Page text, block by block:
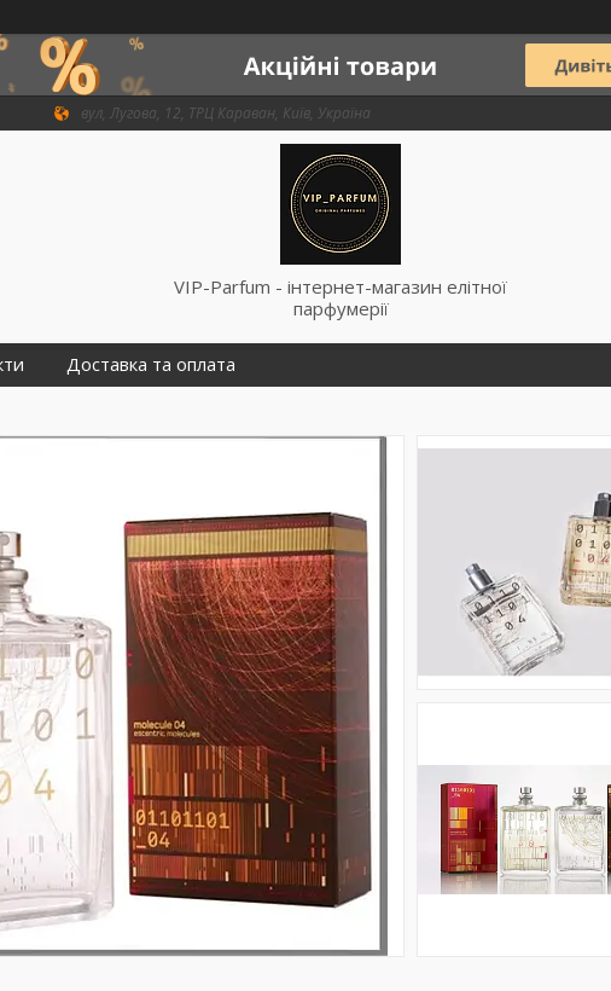
вул, Лугова, 12, ТРЦ Караван, Київ, Україна
VIP-Parfum - інтернет-магазин елітної
парфумерії
Доставка та оплата